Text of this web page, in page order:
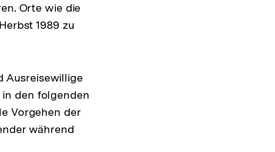
Orte wie die
1989 zu
Ausreisewillige
in den folgenden
Vorgehen der
während